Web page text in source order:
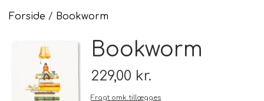
Forside
Kaffe
Se Butikken
Forside Bookworm
Bookworm
229,00 kr.
Fragt omk. tillægges